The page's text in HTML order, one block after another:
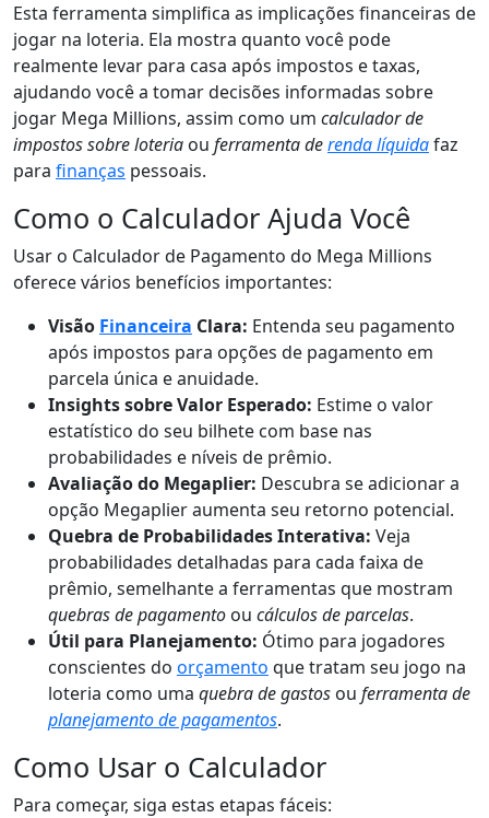
Esta ferramenta simplifica as implicações financeiras de
jogar na loteria. Ela mostra quanto você pode
realmente levar para casa após impostos e taxas,
ajudando você a tomar decisões informadas sobre
jogar Mega Millions, assim como um calculador de
impostos sobre loteria ou ferramenta derenda líquidafaz
para finanças pessoais.
Como o Calculador Ajuda Você
Usar o Calculador de Pagamento do Mega Millions
oferece vários benefícios importantes:
Visão Financeira Clara: Entenda seu pagamento
após impostos para opções de pagamento em
parcela única e anuidade.
Insights sobre Valor Esperado: Estime o valor
estatístico do seu bilhete com base nas
probabilidades e níveis de prêmio.
Avaliação do Megaplier: Descubra se adicionar a
opção Megaplier aumenta seu retorno potencial.
Quebra de Probabilidades Interativa: Veja
probabilidades detalhadas para cada faixa de
prêmio, semelhante a ferramentas que mostram
quebras de pagamento ou cálculos de parcelas.
Útil para Planejamento: Ótimo para jogadores
conscientes do orçamento que tratam seu jogo na
loteria como uma quebra de gastos ou ferramenta de
planejamento de pagamentos.
Como Usar o Calculador
Para começar, siga estas etapas fáceis: